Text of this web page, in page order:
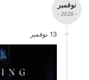
نوفمبر
- 2025 -
13 نوفمبر